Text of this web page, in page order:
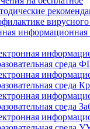
вирусного
информационная